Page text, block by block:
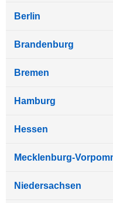
Berlin
Brandenburg
Bremen
Hamburg
Hessen
Mecklenburg-
Niedersachsen